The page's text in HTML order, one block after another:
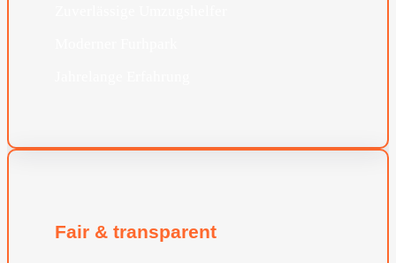
Fair & transparent